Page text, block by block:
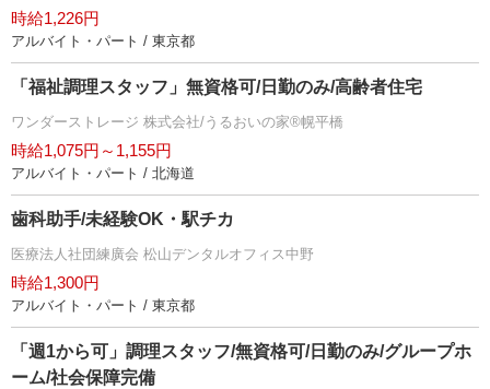
時給1,226円
アルバイト・パート / 東京都
「福祉調理スタッフ」無資格可/日勤のみ/高齢者住宅
ワンダーストレージ 株式会社/うるおいの家®幌平橋
時給1,075円～1,155円
アルバイト・パート / 北海道
歯科助手/未経験OK・駅チカ
医療法人社団練廣会 松山デンタルオフィス中野
時給1,300円
アルバイト・パート / 東京都
「週1から可」調理スタッフ/無資格可/日勤のみ/グループホ
ーム/社会保障完備